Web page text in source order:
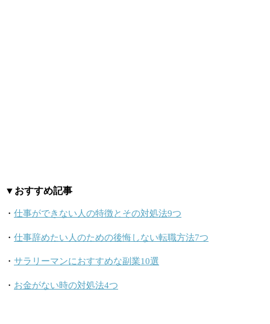
▼おすすめ記事
・ 仕事ができない人の特徴とその対処法9つ
・ 仕事辞めたい人のための後悔しない転職方法7つ
・ サラリーマンにおすすめな副業10選
・ お金がない時の対処法4つ